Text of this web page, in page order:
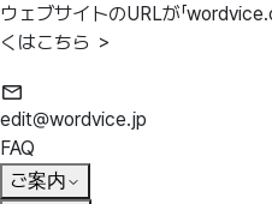
ウェブサイトのURLが「
くはこちら ＞
edit@wordvice.jp
FAQ
ご案内